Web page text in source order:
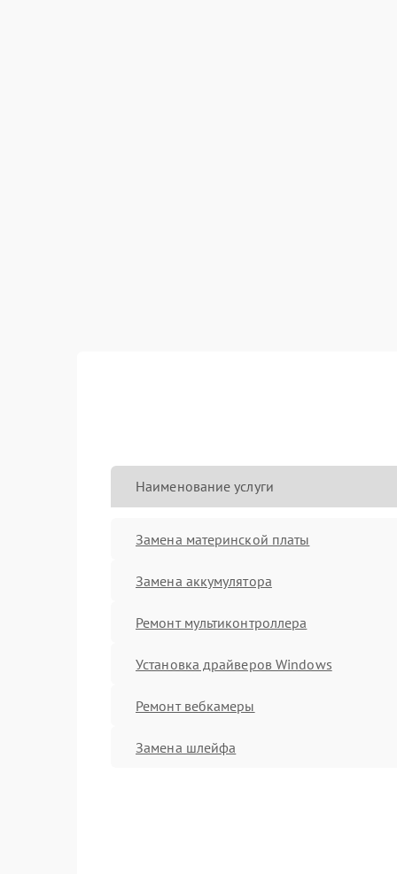
Наименование услуги
Замена материнской платы
Замена аккумулятора
Ремонт мультиконтроллера
Установка драйверов Windows
Ремонт вебкамеры
Замена шлейфа